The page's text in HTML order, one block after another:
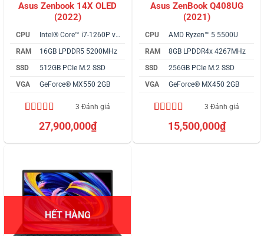
Asus Zenbook 14X OLED
(2022)
CPU
Intel® Core™ i7-1260P vPro
RAM
16GB LPDDR5 5200MHz
SSD
512GB PCIe M.2 SSD
VGA
GeForce® MX550 2GB
4.67trên 5
dựa trên
3 Đánh giá
27,900,000₫
Asus ZenBook Q408UG
(2021)
CPU
AMD Ryzen™ 5 5500U
RAM
8GB LPDDR4x 4267MHz
SSD
256GB PCIe M.2 SSD
VGA
GeForce® MX450 2GB
5.00trên 5
dựa trên
3 Đánh giá
15,500,000₫
HẾT HÀNG